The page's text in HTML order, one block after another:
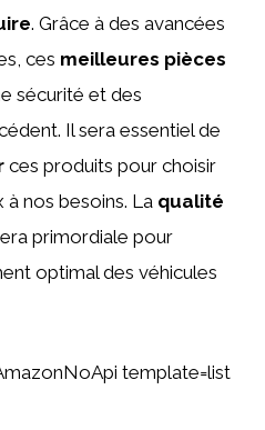
. Grâce à des avancées
ces meilleures pièces
sécurité et des
Il sera essentiel de
ces produits pour choisir
nos besoins. La qualité
primordiale pour
optimal des véhicules
template=list